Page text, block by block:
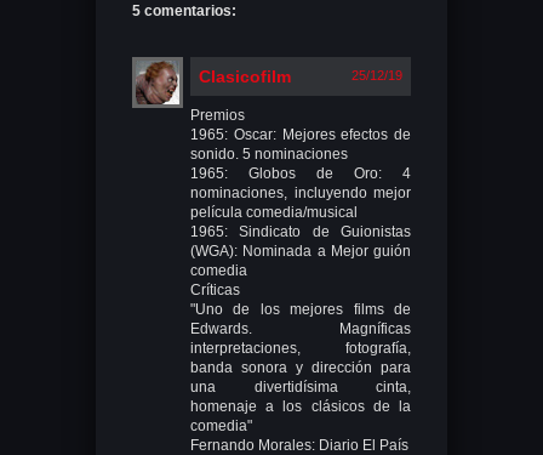
5 comentarios:
Clasicofilm 25/12/19
Premios
1965: Oscar: Mejores efectos de
sonido. 5 nominaciones
1965: Globos de Oro: 4
nominaciones, incluyendo mejor
película comedia/musical
1965: Sindicato de Guionistas
(WGA): Nominada a Mejor guión
comedia
Críticas
"Uno de los mejores films de
Edwards. Magníficas
interpretaciones, fotografía,
banda sonora y dirección para
una divertidísima cinta,
homenaje a los clásicos de la
comedia"
Fernando Morales: Diario El País